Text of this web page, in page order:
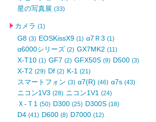
星の写真展 (33)
カメラ (1)
G8 (3) EOSKissX9 (1) α7Ｒ3 (1)
α6000シリーズ (2) GX7MK2 (11)
X-T10 (1) GF7 (2) GFX50S (9) D500 (3)
X-T2 (29) Df (2) K-1 (21)
スマートフォン (3) α7(R) (46) α7s (43)
ニコン1V3 (28) ニコン1V1 (24)
Ｘ-Ｔ1 (50) D300 (25) D300S (18)
D4 (41) D600 (8) D7000 (12)